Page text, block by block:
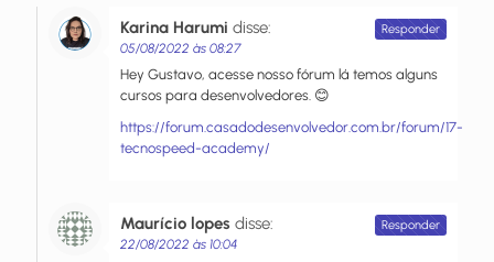
Karina Harumi disse:
05/08/2022 às 08:27
Hey Gustavo, acesse nosso fórum lá temos alguns
cursos para desenvolvedores. 😊
https://forum.casadodesenvolvedor.com.br/forum/17-
tecnospeed-academy/
Responder
Maurício lopes disse:
22/08/2022 às 10:04
Responder